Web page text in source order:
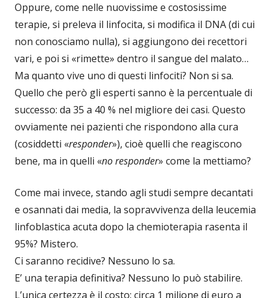
Oppure, come nelle nuovissime e costosissime
terapie, si preleva il linfocita, si modifica il DNA (di cui
non conosciamo nulla), si aggiungono dei recettori
vari, e poi si «rimette» dentro il sangue del malato…
Ma quanto vive uno di questi linfociti? Non si sa.
Quello che però gli esperti sanno è la percentuale di
successo: da 35 a 40 % nel migliore dei casi. Questo
ovviamente nei pazienti che rispondono alla cura
(cosiddetti «responder»), cioè quelli che reagiscono
bene, ma in quelli «no responder» come la mettiamo?
Come mai invece, stando agli studi sempre decantati
e osannati dai media, la sopravvivenza della leucemia
linfoblastica acuta dopo la chemioterapia rasenta il
95%? Mistero.
Ci saranno recidive? Nessuno lo sa.
E’ una terapia definitiva? Nessuno lo può stabilire.
L’unica certezza è il costo: circa 1 milione di euro a